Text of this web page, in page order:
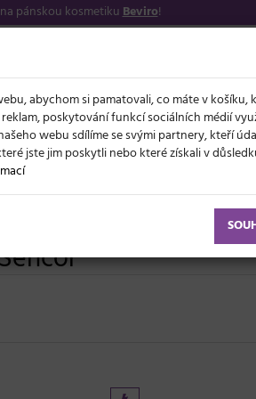
na pánskou kosmetikuBeviro!
AKCE
abychom si pamatovali, co máte v košíku,
poskytování funkcí sociálních médií
webu sdílíme se svými partnery, kteří
jste jim poskytli nebo které získali v